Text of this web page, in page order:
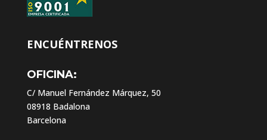
ENCUÉNTRENOS
OFICINA:
C/ Manuel Fernández Márquez, 50
08918 Badalona
Barcelona